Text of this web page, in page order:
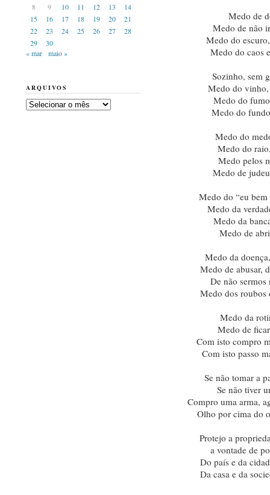
Medo de
Medo de não
Medo do
Medo do caos
Sozinho, sem
Medo do
Medo do
Medo do
Medo do
Medo do
Medo pelos
Medo de
Medo do “eu
Medo da
Medo da
Medo de
Medo da
Medo de abusar,
De não sermos
Medo dos roubos
Medo da
Medo de
Com isto compro
Com isto passo
Se não tomar a
Se não tiver
Compro uma arma,
Olho por cima do
Protejo a
a vontade de
Do país e da
Da casa e da
8
9 10 11 12 13
14
15
16 17 18 19 20
21
22
23 24 25 26 27
28
29
30
« mar
maio »
ARQUIVOS
Arquivos